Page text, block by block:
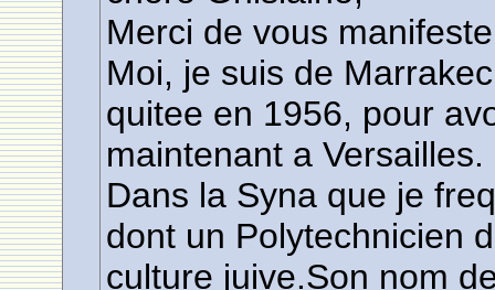
Merci de vous
Moi, je suis de
quitee en 1956, pour
maintenant a Versailles.
Dans la Syna que je
dont un Polytechnicien
culture juive.Son nom